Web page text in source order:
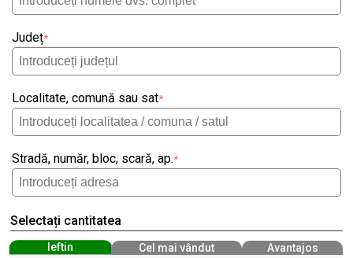
Județ*
Localitate, comună sau sat*
Stradă, număr, bloc, scară, ap.*
Selectați cantitatea
Ieftin Cel mai vândut Avantajos